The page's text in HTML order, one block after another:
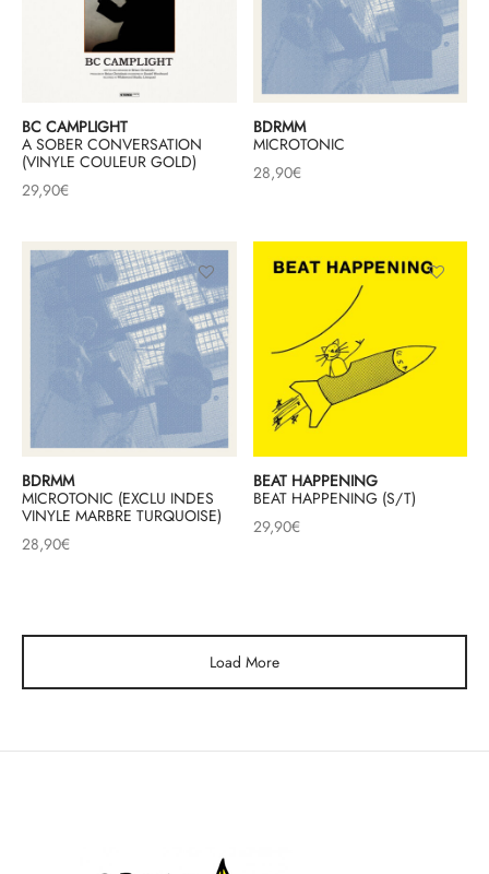
BC CAMPLIGHT
A SOBER CONVERSATION
(VINYLE COULEUR GOLD)
29,90€
BDRMM
MICROTONIC
28,90€
BDRMM
MICROTONIC (EXCLU INDES
VINYLE MARBRE TURQUOISE)
28,90€
BEAT HAPPENING
BEAT HAPPENING (S/T)
29,90€
Load More